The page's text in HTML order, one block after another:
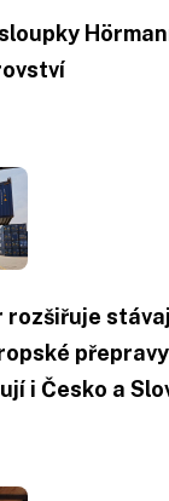
i Česko a